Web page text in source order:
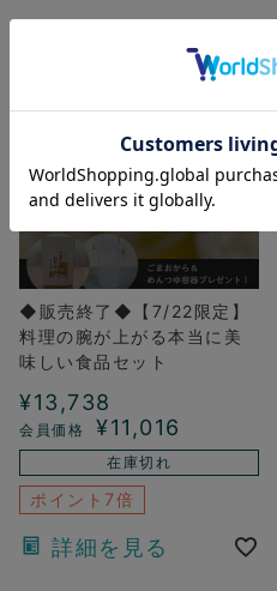
◆販売終了◆【7/22限定】
料理の腕が上がる本当に美
味しい食品セット
¥13,738
¥11,016
在庫切れ
ポイント7倍
詳細を見る